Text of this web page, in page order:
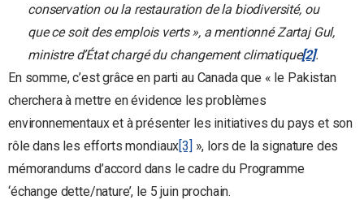
conservation ou la restauration de la biodiversité, ou
que ce soit des emplois verts », a mentionné Zartaj Gul,
ministre d’État chargé du changement climatique[2].
En somme, c’est grâce en parti au Canada que « le Pakistan
cherchera à mettre en évidence les problèmes
environnementaux et à présenter les initiatives du pays et son
rôle dans les efforts mondiaux[3] », lors de la signature des
mémorandums d’accord dans le cadre du Programme
‘échange dette/nature’, le 5 juin prochain.